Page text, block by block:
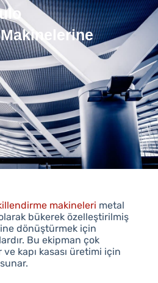
makineleri metal
bükerek özelleştirilmiş
dönüştürmek için
Bu ekipman çok
kapı kasası üretimi için